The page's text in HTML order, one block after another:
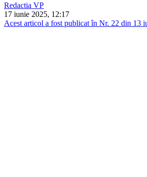
Redactia VP
17 iunie 2025, 12:17
Acest articol a fost publicat în Nr. 22 din 13